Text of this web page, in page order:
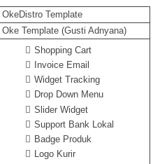
OkeDistro Template
Oke Template (Gusti Adnyana)
Shopping Cart
Invoice Email
Widget Tracking
Drop Down Menu
Slider Widget
Support Bank Lokal
Badge Produk
Logo Kurir